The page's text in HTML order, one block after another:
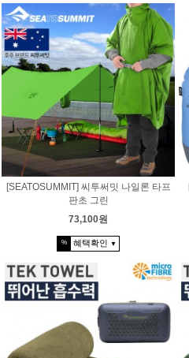
[SEATOSUMMIT] 씨투써밋 나일론 타프
판초 그린
73,100원
% 혜택확인 ▼